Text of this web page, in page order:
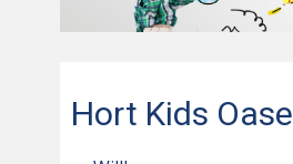
Hort Kids Oase